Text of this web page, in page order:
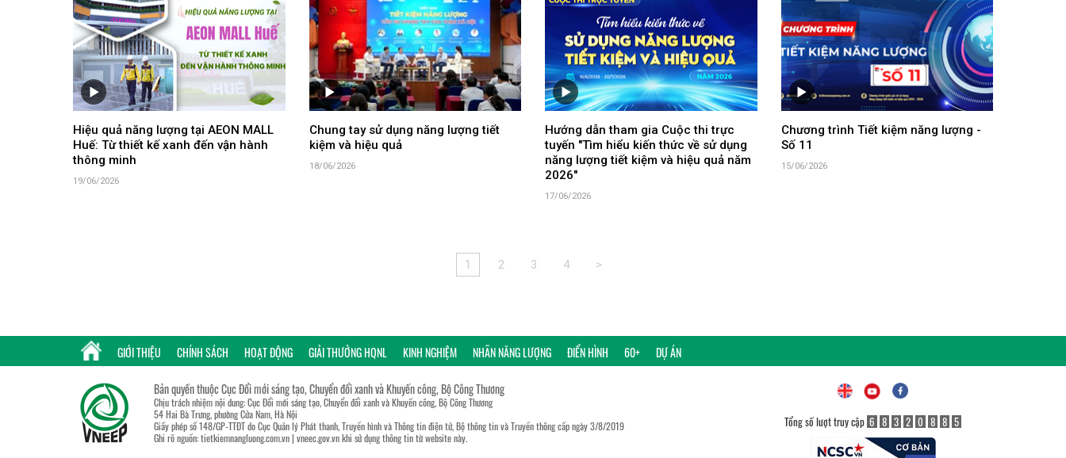
Hiệu quả năng lượng tại AEON MALL
Huế: Từ thiết kế xanh đến vận hành
thông minh
19/06/2026
Chung tay sử dụng năng lượng tiết
kiệm và hiệu quả
18/06/2026
Hướng dẫn tham gia Cuộc thi trực
tuyến "Tìm hiểu kiến thức về sử dụng
năng lượng tiết kiệm và hiệu quả năm
2026"
17/06/2026
Chương trình Tiết kiệm năng lượng -
Số 11
15/06/2026
1 2 3 4 >
GIỚI THIỆU CHÍNH SÁCH HOẠT ĐỘNG GIẢI THƯỞNG HQNL KINH NGHIỆM NHÃN NĂNG LƯỢNG ĐIỂN HÌNH 60+ DỰ ÁN
Bản quyền thuộc Cục Đổi mới sáng tạo, Chuyển đổi xanh và Khuyến công, Bộ Công Thương
Chịu trách nhiệm nội dung: Cục Đổi mới sáng tạo, Chuyển đổi xanh và Khuyến công, Bộ Công Thương
54 Hai Bà Trưng, phường Cửa Nam, Hà Nội
Giấy phép số 148/GP-TTĐT do Cục Quản lý Phát thanh, Truyền hình và Thông tin điện tử, Bộ thông tin và Truyền thông cấp ngày 3/8/2019
Ghi rõ nguồn:tietkiemnangluong.com.vn|vneec.gov.vnkhi sử dụng thông tin từ website này.
Tổng số lượt truy cập 6 8 3 2 0 8 8 5